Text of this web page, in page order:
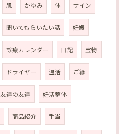
肌 かゆみ 体 サイン
聞いてもらいたい話 妊娠
診療カレンダー 日記 宝物
ドライヤー 温活 ご縁
友達の友達 妊活整体
商品紹介 手当